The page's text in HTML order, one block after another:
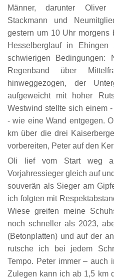
Männer, darunter
Stackmann und
gestern um 10 Uhr morgens
Hesselberglauf in
schwierigen
Regenband über
hinweggezogen, der
aufgeweicht mit hoher
Westwind stellte sich einem
- wie eine Wand entgegen.
km über die drei
vorbereiten, Peter auf den
Oli lief vom Start weg
Vorjahressieger gleich auf
souverän als Sieger am
ich folgten mit
Wiese greifen meine
noch schneller als 2023,
(Betonplatten) und auf der
rutsche ich bei jedem
Tempo. Peter immer – auch
Zulegen kann ich ab 1,5 km